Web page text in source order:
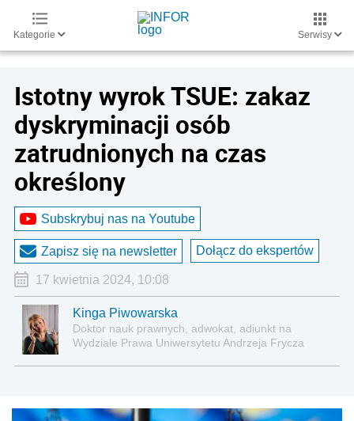
Kategorie Serwisy
Istotny wyrok TSUE: zakaz
dyskryminacji osób
zatrudnionych na czas
określony
Subskrybuj nas na Youtube
Zapisz się na newsletter Dołącz do ekspertów
17 kwietnia 2024, 10:08
Kinga Piwowarska
Doktor nauk prawnych, adwokat, adiunkt na
Wydziale Prawa Uniwersytetu Andrzeja Frycza
administracyjnoprawnych aspektach związanych z